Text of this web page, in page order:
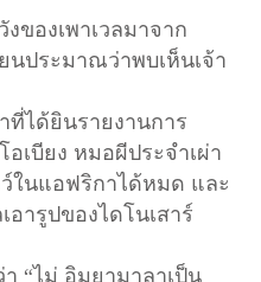
ของเพาเวลมาจาก
นประมาณว่าพบเห็นเจ้า
ที่ได้ยินรายงานการ
เบียง หมอผีประจำเผ่า
ในแอฟริกาได้หมด และ
อารูปของไดโนเสาร์
า “ไม่ อิมยามาลาเป็น